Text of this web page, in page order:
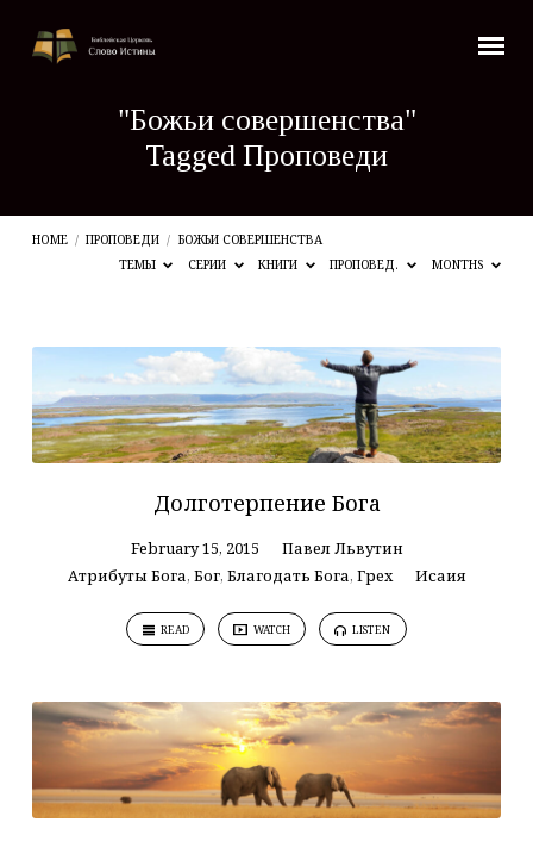
"Божьи совершенства"
Tagged Проповеди
HOME / ПРОПОВЕДИ / БОЖЬИ СОВЕРШЕНСТВА
ТЕМЫ
СЕРИИ КНИГИ ПРОПОВЕД. MONTHS
"Божьи
совершенства"
Tagged
Проповеди
Долготерпение Бога
February 15, 2015
Павел Львутин
Атрибуты Бога, Бог, Благодать Бога, Грех Исаия
READ WATCH LISTEN